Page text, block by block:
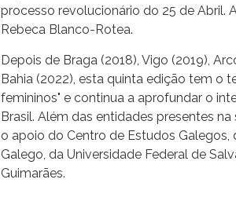
processo revolucionário do 25 de Abril.
Rebeca Blanco-Rotea.
Depois de Braga (2018), Vigo (2019),
Bahia (2022), esta quinta edição tem o
femininos" e continua a aprofundar o
Brasil. Além das entidades presentes
o apoio do Centro de Estudos
Galego, da Universidade Federal de
Guimarães.